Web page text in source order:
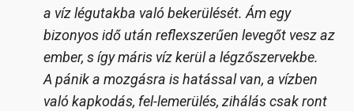
a víz légutakba való bekerülését. Ám egy
bizonyos idő után reflexszerűen levegőt vesz az
ember, s így máris víz kerül a légzőszervekbe.
A pánik a mozgásra is hatással van, a vízben
való kapkodás, fel-lemerülés, zihálás csak ront